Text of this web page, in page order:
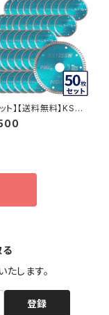
ト】【送料無料】KSス
ーブ KS-125SW プ
125ｍｍ ダイヤモン
る
します。
登録